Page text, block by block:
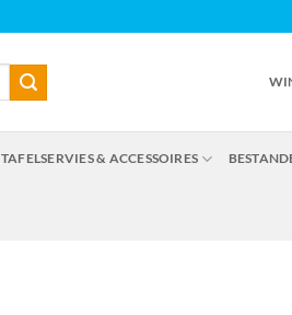
TAFELSERVIES & ACCESSOIRES